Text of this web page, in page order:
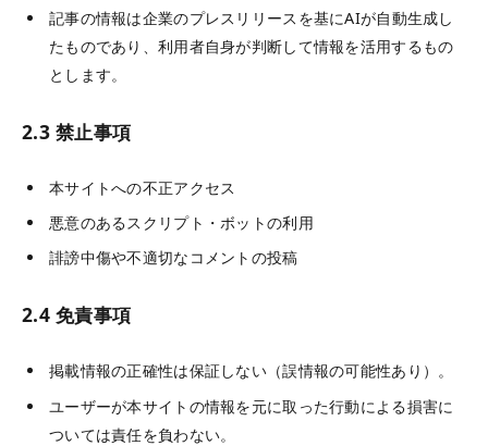
記事の情報は企業のプレスリリースを基にAIが自動生成し
たものであり、利用者自身が判断して情報を活用するもの
とします。
2.3 禁止事項
本サイトへの不正アクセス
悪意のあるスクリプト・ボットの利用
誹謗中傷や不適切なコメントの投稿
2.4 免責事項
掲載情報の正確性は保証しない（誤情報の可能性あり）。
ユーザーが本サイトの情報を元に取った行動による損害に
ついては責任を負わない。